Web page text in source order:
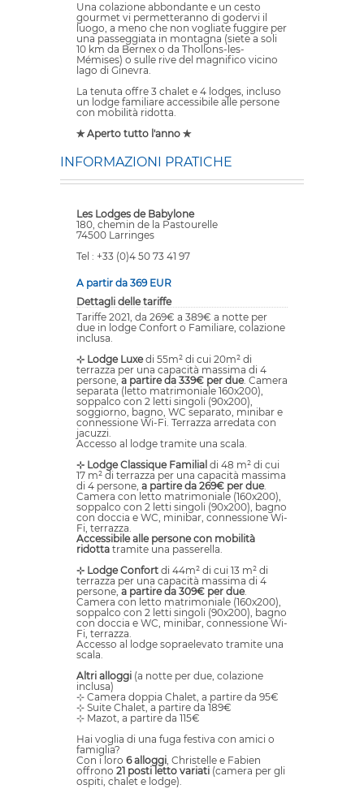
Una colazione abbondante e un cesto
gourmet vi permetteranno di godervi il
luogo, a meno che non vogliate fuggire per
una passeggiata in montagna (siete a soli
10 km da Bernex o da Thollons-les-
Mémises) o sulle rive del magnifico vicino
lago di Ginevra.
La tenuta offre 3 chalet e 4 lodges, incluso
un lodge familiare accessibile alle persone
con mobilità ridotta.
✯ Aperto tutto l'anno ✯
INFORMAZIONI PRATICHE
Les Lodges de Babylone
180, chemin de la Pastourelle
74500 Larringes
Tel : +33 (0)4 50 73 41 97
A partir da 369 EUR
Dettagli delle tariffe
Tariffe 2021, da 269€ a 389€ a notte per
due in lodge Confort o Familiare, colazione
inclusa.
⊹ Lodge Luxedi 55m² di cui 20m² di
terrazza per una capacità massima di 4
persone, a partire da 339€ per due. Camera
separata (letto matrimoniale 160x200),
soppalco con 2 letti singoli (90x200),
soggiorno, bagno, WC separato, minibar e
connessione Wi-Fi. Terrazza arredata con
jacuzzi.
Accesso al lodge tramite una scala.
⊹ Lodge Classique Familial di 48 m² di cui
17 m² di terrazza per una capacità massima
di 4 persone, a partire da 269€ per due.
Camera con letto matrimoniale (160x200),
soppalco con 2 letti singoli (90x200), bagno
con doccia e WC, minibar, connessione Wi-
Fi, terrazza.
Accessibile alle persone con mobilità
ridotta tramite una passerella.
⊹ Lodge Confort di 44m² di cui 13 m² di
terrazza per una capacità massima di 4
persone, a partire da 309€ per due.
Camera con letto matrimoniale (160x200),
soppalco con 2 letti singoli (90x200), bagno
con doccia e WC, minibar, connessione Wi-
Fi, terrazza.
Accesso al lodge sopraelevato tramite una
scala.
Altri alloggi (a notte per due, colazione
inclusa)
⊹ Camera doppia Chalet, a partire da 95€
⊹ Suite Chalet, a partire da 189€
⊹ Mazot, a partire da 115€
Hai voglia di una fuga festiva con amici o
famiglia?
Con i loro 6 alloggi, Christelle e Fabien
offrono 21 posti letto variati (camera per gli
ospiti, chalet e lodge).